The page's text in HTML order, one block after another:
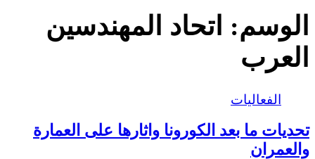
الوسم: اتحاد المهندسين
العرب
الفعاليات
تحديات ما بعد الكورونا واثارها على العمارة
والعمران